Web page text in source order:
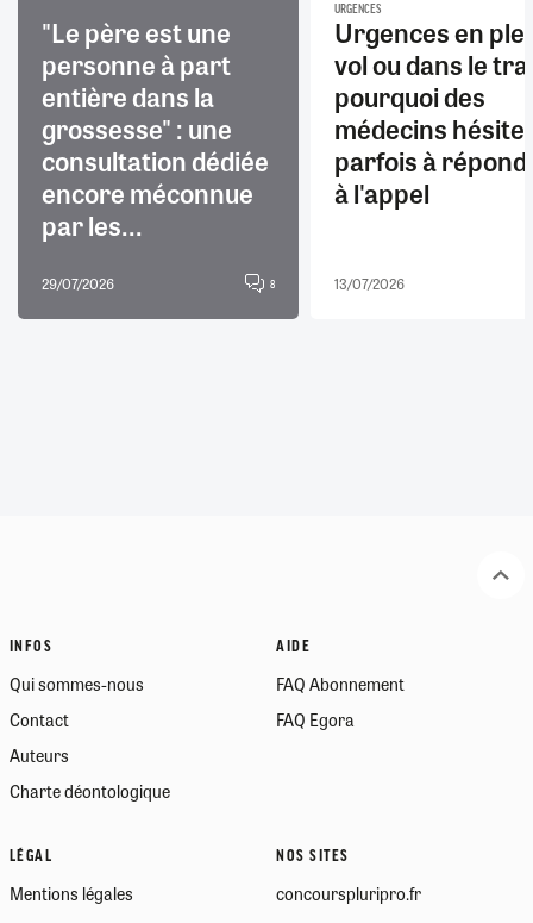
"Le père est une
personne à part
entière dans la
grossesse" : une
consultation dédiée
encore méconnue
par les...
29/07/2026 8
URGENCES
Urgences en
vol ou dans le
pourquoi des
médecins
parfois à
à l'appel
13/07/2026
INFOS
Qui sommes-nous
Contact
Auteurs
Charte déontologique
AIDE
FAQ Abonnement
FAQ Egora
LÉGAL
Mentions légales
NOS SITES
concourspluripro.fr